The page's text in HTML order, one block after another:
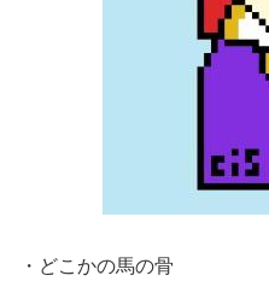
・どこかの馬の骨